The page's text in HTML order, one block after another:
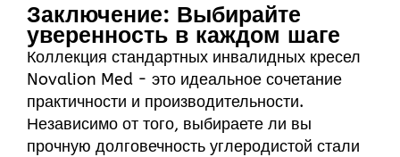
Заключение: Выбирайте
уверенность в каждом шаге
Коллекция стандартных инвалидных кресел
Novalion Med - это идеальное сочетание
практичности и производительности.
Независимо от того, выбираете ли вы
прочную долговечность углеродистой стали